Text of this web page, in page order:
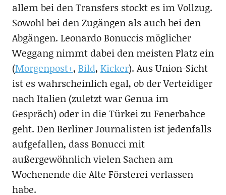
allem bei den Transfers stockt es im Vollzug.
Sowohl bei den Zugängen als auch bei den
Abgängen. Leonardo Bonuccis möglicher
Weggang nimmt dabei den meisten Platz ein
(Morgenpost+, Bild, Kicker). Aus Union-Sicht
ist es wahrscheinlich egal, ob der Verteidiger
nach Italien (zuletzt war Genua im
Gespräch) oder in die Türkei zu Fenerbahce
geht. Den Berliner Journalisten ist jedenfalls
aufgefallen, dass Bonucci mit
außergewöhnlich vielen Sachen am
Wochenende die Alte Försterei verlassen
habe.